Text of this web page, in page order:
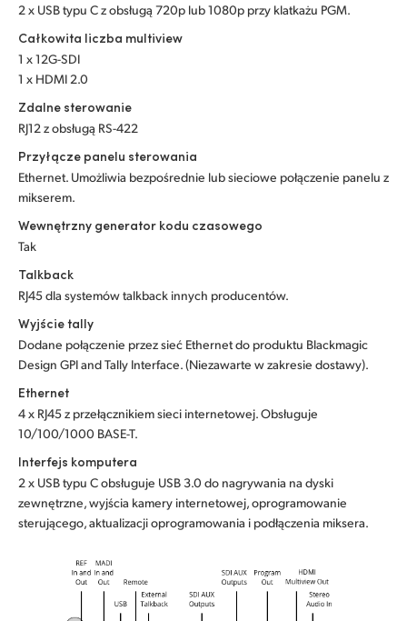
2 x USB typu C z obsługą 720p lub 1080p przy klatkażu PGM.
Całkowita liczba multiview
1 x 12G-SDI
1 x HDMI 2.0
Zdalne sterowanie
RJ12 z obsługą RS-422
Przyłącze panelu sterowania
Ethernet. Umożliwia bezpośrednie lub sieciowe połączenie panelu z
mikserem.
Wewnętrzny generator kodu czasowego
Tak
Talkback
RJ45 dla systemów talkback innych producentów.
Wyjście tally
Dodane połączenie przez sieć Ethernet do produktu Blackmagic
Design GPI and Tally Interface. (Niezawarte w zakresie dostawy).
Ethernet
4 x RJ45 z przełącznikiem sieci internetowej. Obsługuje
10/100/1000 BASE-T.
Interfejs komputera
2 x USB typu C obsługuje USB 3.0 do nagrywania na dyski
zewnętrzne, wyjścia kamery internetowej, oprogramowanie
sterującego, aktualizacji oprogramowania i podłączenia miksera.